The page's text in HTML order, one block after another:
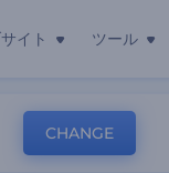
イト ツール
ニング動画
CHANGE